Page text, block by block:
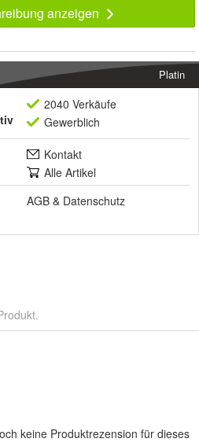
anzeigen
Platin
2040 Verkäufe
Gewerblich
Kontakt
Alle Artikel
AGB & Datenschutz
keine Produktrezension für dieses